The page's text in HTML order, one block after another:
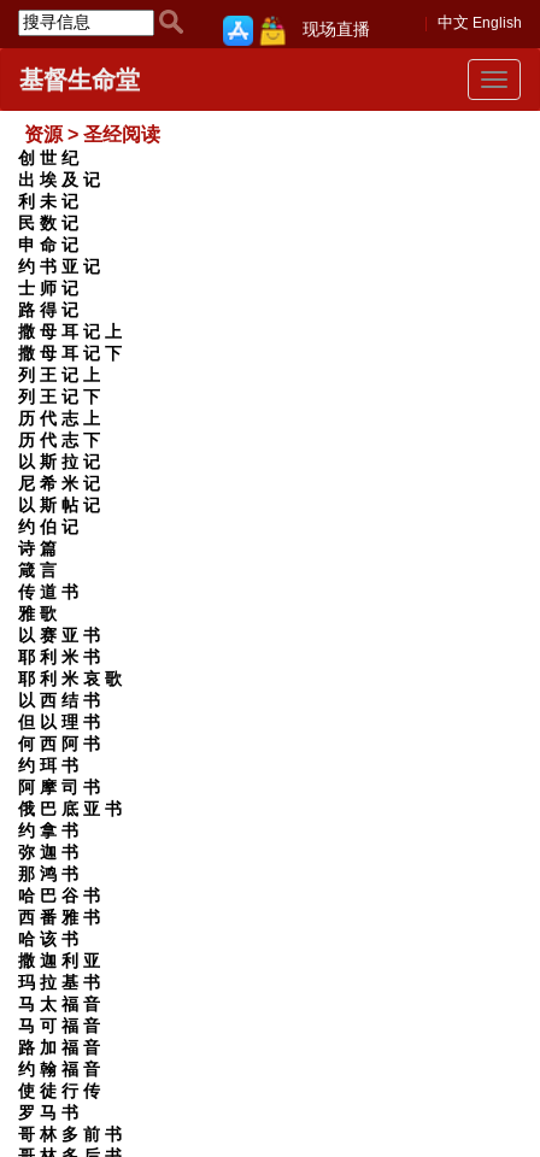
中文 English
现场直播
Toggle
基督生命堂
资源 > 圣经阅读
创 世 纪
出 埃 及 记
利 未 记
民 数 记
申 命 记
约 书 亚 记
士 师 记
路 得 记
撒 母 耳 记 上
撒 母 耳 记 下
列 王 记 上
列 王 记 下
历 代 志 上
历 代 志 下
以 斯 拉 记
尼 希 米 记
以 斯 帖 记
约 伯 记
诗 篇
箴 言
传 道 书
雅 歌
以 赛 亚 书
耶 利 米 书
耶 利 米 哀 歌
以 西 结 书
但 以 理 书
何 西 阿 书
约 珥 书
阿 摩 司 书
俄 巴 底 亚 书
约 拿 书
弥 迦 书
那 鸿 书
哈 巴 谷 书
西 番 雅 书
哈 该 书
撒 迦 利 亚
玛 拉 基 书
马 太 福 音
马 可 福 音
路 加 福 音
约 翰 福 音
使 徒 行 传
罗 马 书
哥 林 多 前 书